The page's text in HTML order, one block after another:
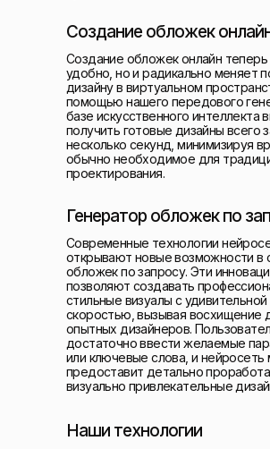
Создание обложек
Создание обложек онлайн теперь
удобно, но и радикально меняет
дизайну в виртуальном
помощью нашего передового
базе искусственного интеллекта
получить готовые дизайны всего
несколько секунд, минимизируя
обычно необходимое для
проектирования.
Генератор обложек по
Современные технологии
открывают новые возможности в
обложек по запросу. Эти
позволяют создавать
стильные визуалы с удивительной
скоростью, вызывая восхищение
опытных дизайнеров.
достаточно ввести желаемые
или ключевые слова, и нейросеть
предоставит детально
визуально привлекательные
Наши технологии